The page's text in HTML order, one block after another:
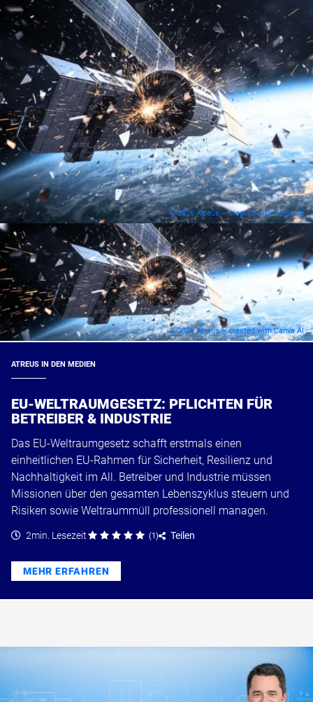
© 2026 Atreus – created with Canva AI
© 2026 Atreus – created with Canva AI
ATREUS IN DEN MEDIEN
EU-WELTRAUMGESETZ: PFLICHTEN FÜR
BETREIBER & INDUSTRIE
Das EU-Weltraumgesetz schafft erstmals einen
einheitlichen EU-Rahmen für Sicherheit, Resilienz und
Nachhaltigkeit im All. Betreiber und Industrie müssen
Missionen über den gesamten Lebenszyklus steuern und
Risiken sowie Weltraummüll professionell managen.
2min. Lesezeit (1) Teilen
MEHR ERFAHREN